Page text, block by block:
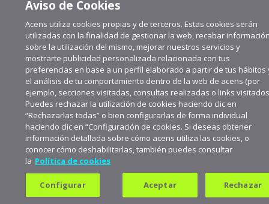
Suscríbete a aceNews para
mantenerte a la última
Suscribirme
Aviso de Cookies
Acens utiliza cookies propias y de terceros. Estas cookies serán
utilizadas con la finalidad de gestionar la web, recabar
sobre la utilización del mismo, mejorar nuestros servicios y
mostrarte publicidad personalizada relacionada con tus
preferencias en base a un perfil elaborado a partir de tus hábitos
el análisis de tu comportamiento dentro de la web de acens (por
ejemplo, secciones visitadas, consultas realizadas o links
Puedes rechazar la utilización de cookies haciendo clic en
“Rechazarlas todas” o bien configurarlas de forma individual
haciendo clic en “Configuración de cookies. Si deseas obtener
información detallada sobre cómo acens utiliza las cookies, o
conocer cómo deshabilitarlas, también puedes consultar
la Política de cookies
Configurar Rechazar
Aceptar